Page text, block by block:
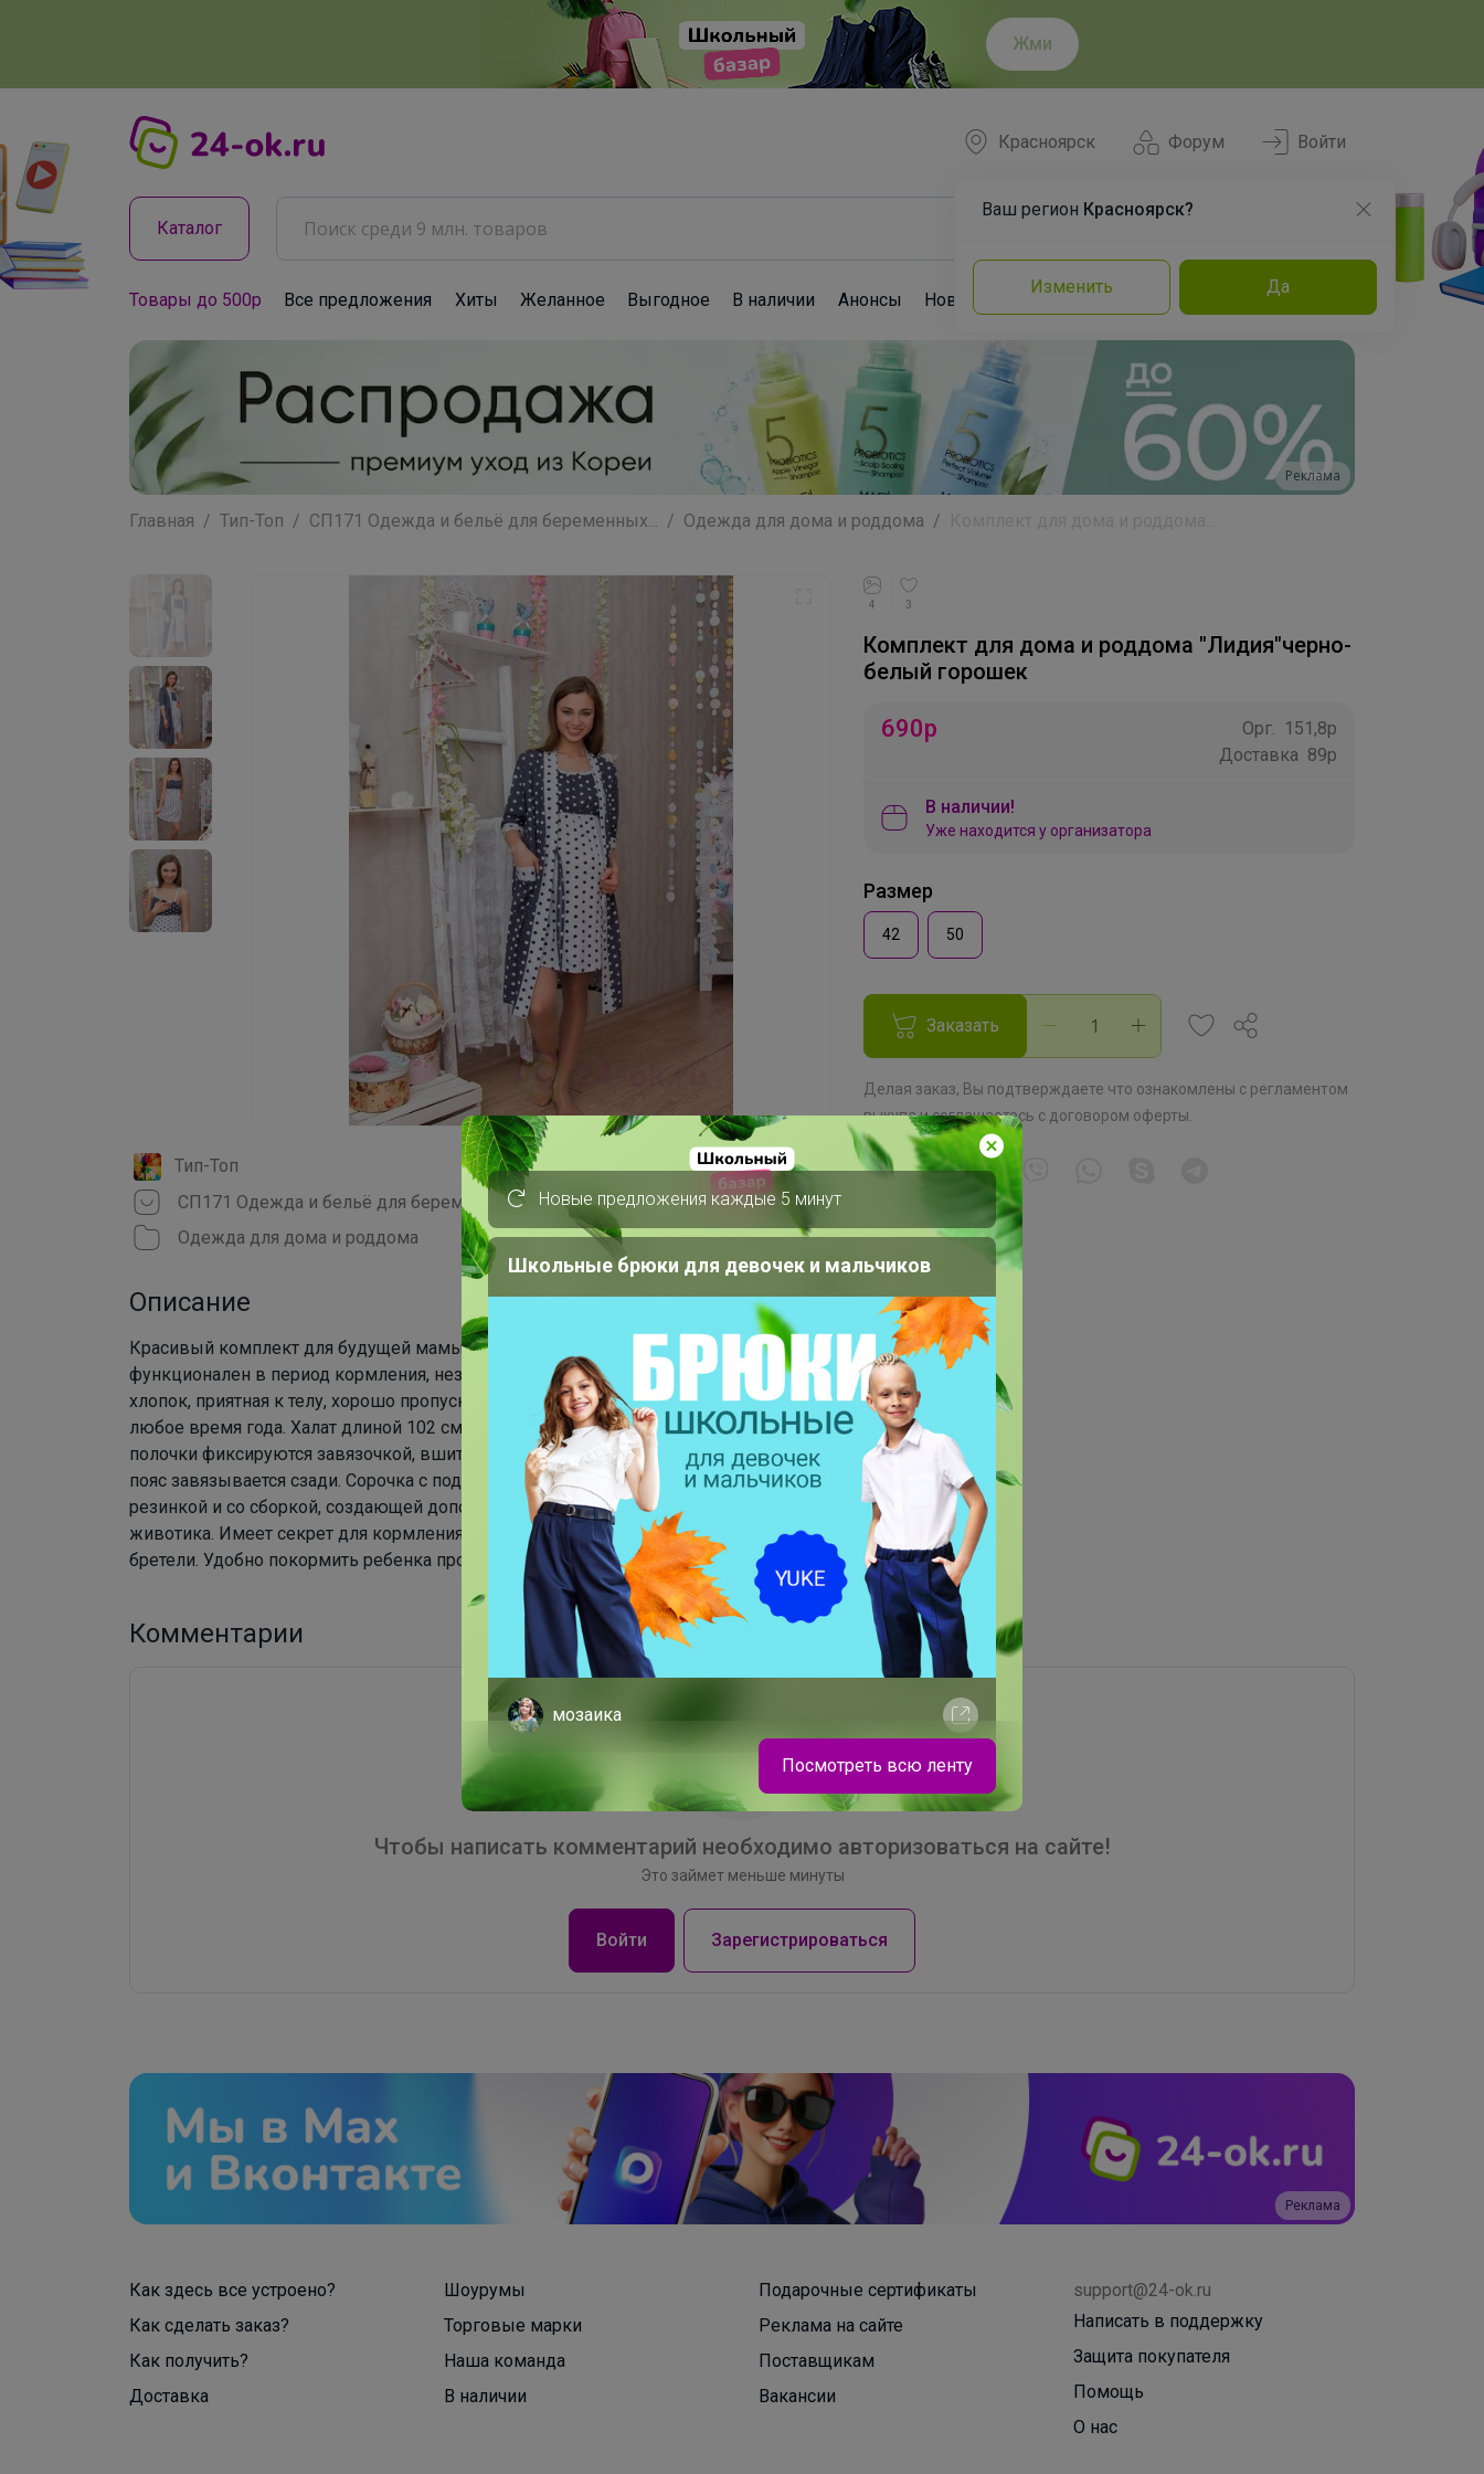
Жми
Форум
Красноярск
Ваш регион Красноярск?
Изменить Да
Войти
Каталог
Товары до 500р Все предложения Хиты Желанное Выгодное В наличии Анонсы Новости Команда Эксперты
Реклама
Главная Тип-Топ СП171 Одежда и бельё для беременных... Одежда для дома и роддома
Тип-Топ
СП171 Одежда и бельё для беременных и кормящих мам. В наличии. Платья от 390 руб, брюки от 390 руб, футболки от 290 руб
Одежда для дома и роддома
Описание
Красивый комплект для будущей мамы, удобен во время беременности,
функционален в период кормления, незаменим в роддоме. Ткань кулирка 100%
хлопок, приятная к телу, хорошо пропускает воздух, в изделиях из нее комфортно в
любое время года. Халат длиной 102 см., рукав 3/4, накладные карманы, внутри
полочки фиксируются завязочкой, вшитый в боковой шов и край правой полочки
пояс завязывается сзади. Сорочка с подрезом под грудью, обработанным мягкой
резинкой и со сборкой, создающей дополнительный объем для растущего
животика. Имеет секрет для кормления в виде отстегивающейся, регулируемой
бретели. Удобно покормить ребенка просто отстегнув клипсу.
4 3
Комплект для дома и роддома "Лидия"черно-
белый горошек
690р Орг.
151,8р
Доставка 89р
В наличии!
Уже находится у организатора
Размер
42 50
Заказать
Делая заказ, Вы подтверждаете что ознакомлены с регламентом
выкупаи соглашаетесь с договором оферты
Комментарии
Чтобы написать комментарий необходимо авторизоваться на сайте!
Это займет меньше минуты
Войти Зарегистрироваться
Реклама
Как здесь все устроено?
Как сделать заказ?
Как получить?
Доставка
Шоурумы
Торговые марки
Наша команда
В наличии
Подарочные сертификаты
Реклама на сайте
Поставщикам
Вакансии
support@24-ok.ru
Написать в поддержку
Защита покупателя
Помощь
О нас
Новые предложения каждые 5 минут
Школьные брюки для девочек и мальчиков
мозаика
Кеды из натуральной кожи на липучке: 3
секунды — и готово
Посмотреть всю ленту